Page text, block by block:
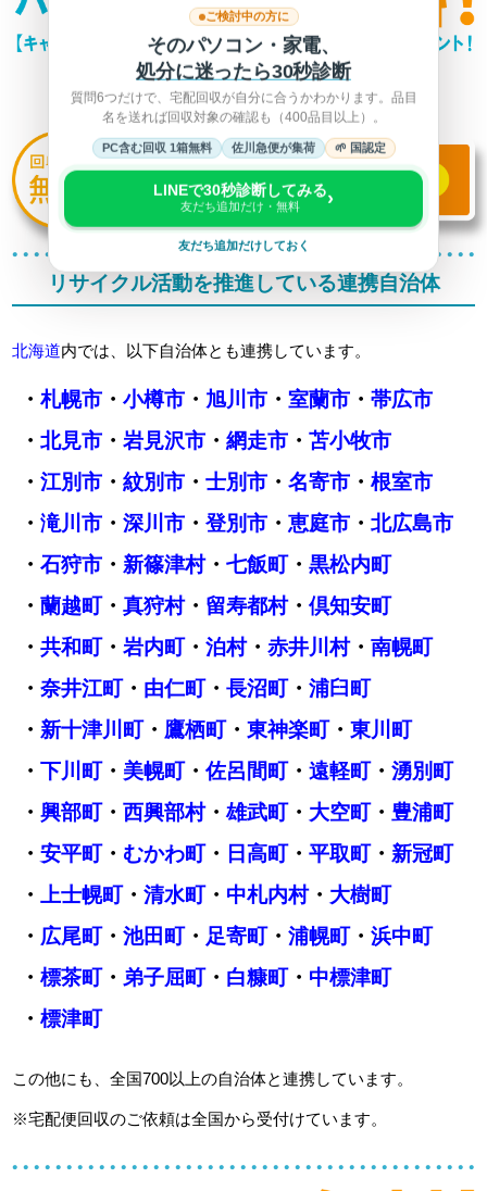
リサイクル活動を推進している連携自治体
北海道内では、以下自治体とも連携しています。
・ 札幌市・ 小樽市・ 旭川市・ 室蘭市・ 帯広市
・ 北見市・ 岩見沢市・ 網走市・ 苫小牧市
・ 江別市・ 紋別市・ 士別市・ 名寄市・ 根室市
・ 滝川市・ 深川市・ 登別市・ 恵庭市・ 北広島市
・ 石狩市・ 新篠津村・ 七飯町・ 黒松内町
・ 蘭越町・ 真狩村・ 留寿都村・ 倶知安町
・ 共和町・ 岩内町・ 泊村・ 赤井川村・ 南幌町
・ 奈井江町・ 由仁町・ 長沼町・ 浦臼町
・ 新十津川町・ 鷹栖町・ 東神楽町・ 東川町
・ 下川町・ 美幌町・ 佐呂間町・ 遠軽町・ 湧別町
・ 興部町・ 西興部村・雄武町・ 大空町・ 豊浦町
・ 安平町・ むかわ町・ 日高町・ 平取町・ 新冠町
・ 上士幌町・ 清水町・ 中札内村・ 大樹町
・ 広尾町・ 池田町・ 足寄町・ 浦幌町・ 浜中町
・ 標茶町・ 弟子屈町・ 白糠町・ 中標津町
・ 標津町
この他にも、全国700以上の自治体と連携しています。
※宅配便回収のご依頼は全国から受付けています。
ご検討中の方に
そのパソコン・家電、
処分に迷ったら30秒診断
質問6つだけで、宅配回収が自分に合うかわかります。品目
名を送れば回収対象の確認も（400品目以上）。
PC含む回収 1箱無料 佐川急便が集荷 🌱 国認定
LINEで30秒診断してみる
友だち追加だけ・無料 ›
友だち追加だけしておく